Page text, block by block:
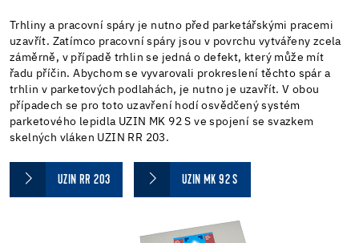
Trhliny a pracovní spáry je nutno před parketářskými pracemi
uzavřít. Zatímco pracovní spáry jsou v povrchu vytvářeny zcela
záměrně, v případě trhlin se jedná o defekt, který může mít
řadu příčin. Abychom se vyvarovali prokreslení těchto spár a
trhlin v parketových podlahách, je nutno je uzavřít. V obou
případech se pro toto uzavření hodí osvědčený systém
parketového lepidla UZIN MK 92 S ve spojení se svazkem
skelných vláken UZIN RR 203.
UZIN RR 203 UZIN MK 92 S